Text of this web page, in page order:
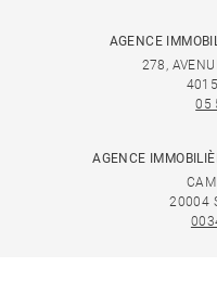
AGENCE
278,
05
AGENCE
20004